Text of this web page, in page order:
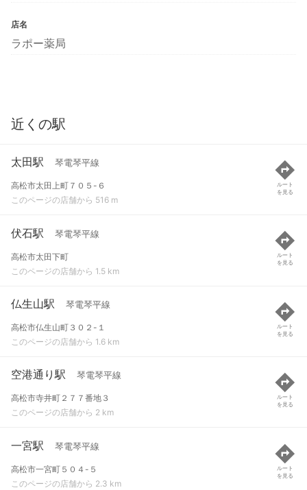
店名
ラポー薬局
近くの駅
太田駅 琴電琴平線
高松市太田上町７０５-６
このページの店舗から 516 m
ルート
を見る
伏石駅 琴電琴平線
高松市太田下町
このページの店舗から 1.5 km
ルート
を見る
仏生山駅 琴電琴平線
高松市仏生山町３０２-１
このページの店舗から 1.6 km
ルート
を見る
空港通り駅 琴電琴平線
高松市寺井町２７７番地３
このページの店舗から 2 km
ルート
を見る
一宮駅 琴電琴平線
高松市一宮町５０４-５
このページの店舗から 2.3 km
ルート
を見る